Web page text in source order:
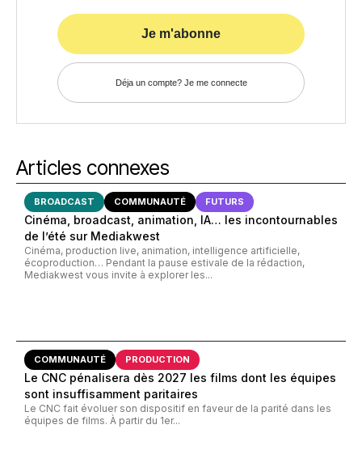
Je m'abonne
Déja un compte? Je me connecte
Articles connexes
BROADCAST COMMUNAUTÉ FUTURS
Cinéma, broadcast, animation, IA… les incontournables
de l’été sur Mediakwest
Cinéma, production live, animation, intelligence artificielle,
écoproduction… Pendant la pause estivale de la rédaction,
Mediakwest vous invite à explorer les...
COMMUNAUTÉ PRODUCTION
Le CNC pénalisera dès 2027 les films dont les équipes
sont insuffisamment paritaires
Le CNC fait évoluer son dispositif en faveur de la parité dans les
équipes de films. À partir du 1er...